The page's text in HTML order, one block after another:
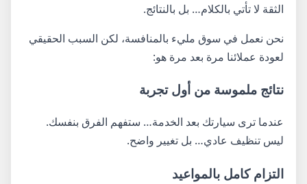
الثقة لا تأتي بالكلام… بل بالنتائج.
نحن نعمل في سوق مليء بالمنافسة، لكن السبب الحقيقي
لعودة عملائنا مرة بعد مرة هو:
نتائج ملموسة من أول تجربة
عندما ترى سيارتك بعد الخدمة… ستفهم الفرق بنفسك.
ليس تنظيف عادي… بل تغيير واضح.
التزام كامل بالمواعيد